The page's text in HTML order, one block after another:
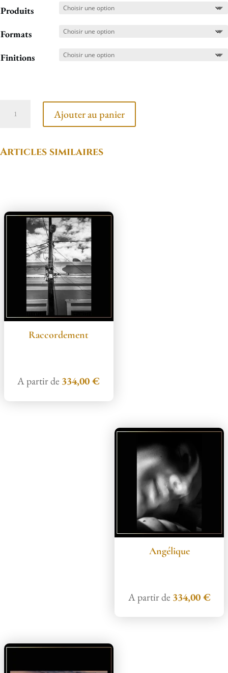
Produits
Formats
Finitions
au
Ajouter au panier
Articles similaires
Raccordement
A partir de 334,00€
Angélique
A partir de 334,00€